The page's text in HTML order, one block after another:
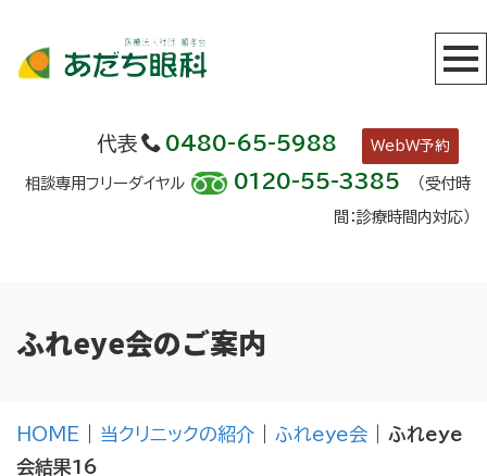
代表 0480-65-5988 WebW予約
相談専用フリーダイヤル 0120-55-3385 （受付時
間：診療時間内対応）
ふれeye会のご案内
HOME 当クリニックの紹介 ふれeye会
ふれeye
会結果16